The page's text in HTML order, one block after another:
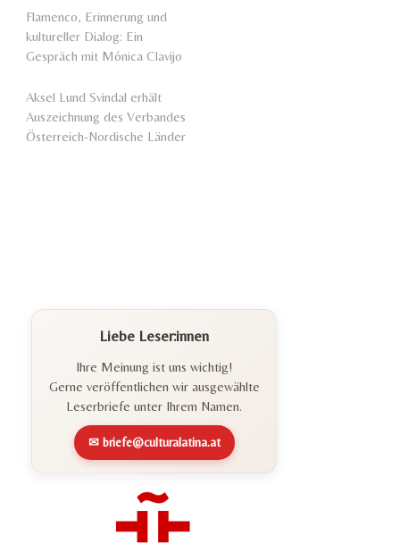
Flamenco, Erinnerung und
kultureller Dialog: Ein
Gespräch mit Mónica Clavijo
Aksel Lund Svindal erhält
Auszeichnung des Verbandes
Österreich-Nordische Länder
Liebe Leser:innen
Ihre Meinung ist uns wichtig!
Gerne veröffentlichen wir ausgewählte
Leserbriefe unter Ihrem Namen.
✉ briefe@culturalatina.at